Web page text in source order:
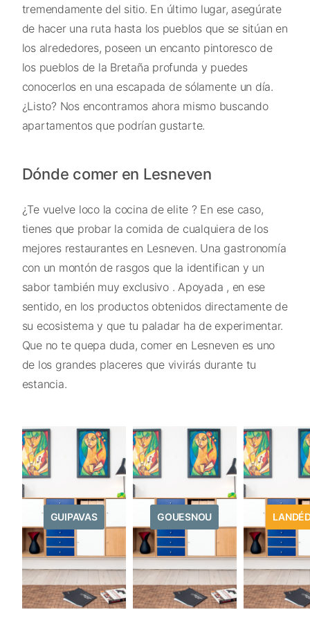
tremendamente del sitio. En último lugar, asegúrate
de hacer una ruta hasta los pueblos que se sitúan en
los alrededores, poseen un encanto pintoresco de
los pueblos de la Bretaña profunda y puedes
conocerlos en una escapada de sólamente un día.
¿Listo? Nos encontramos ahora mismo buscando
apartamentos que podrían gustarte.
Dónde comer en Lesneven
¿Te vuelve loco la cocina de elite ? En ese caso,
tienes que probar la comida de cualquiera de los
mejores restaurantes en Lesneven. Una gastronomía
con un montón de rasgos que la identifican y un
sabor también muy exclusivo . Apoyada , en ese
sentido, en los productos obtenidos directamente de
su ecosistema y que tu paladar ha de experimentar.
Que no te quepa duda, comer en Lesneven es uno
de los grandes placeres que vivirás durante tu
estancia.
GUIPAVAS GOUESNOU